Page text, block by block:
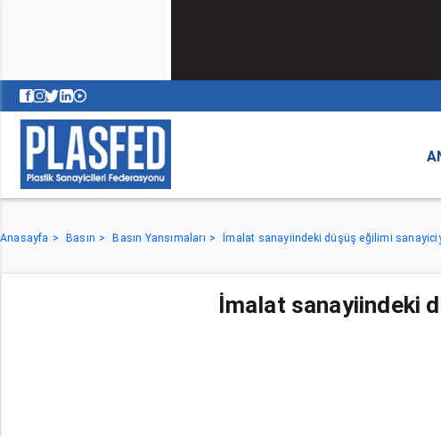
Anasayfa Basın Basın Yansımaları İmalat sanayiindeki düşüş eğilimi
İmalat sanayiindeki